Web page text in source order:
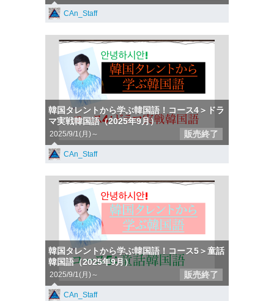
CAn_Staff
韓国タレントから学ぶ韓国語！コース4＞ドラ
マ実戦韓国語（2025年9月）
2025/9/1(月)～ 販売終了
CAn_Staff
韓国タレントから学ぶ韓国語！コース5＞童話
韓国語（2025年9月）
2025/9/1(月)～ 販売終了
CAn_Staff